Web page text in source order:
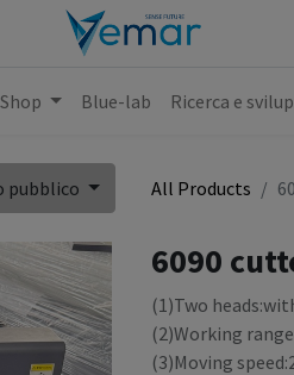
Shop Blue-lab Ricerca e
pubblico All Products
6090
(1)Two
(2)Working
(3)Moving